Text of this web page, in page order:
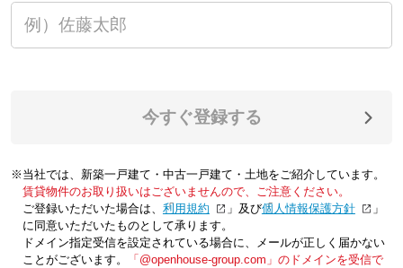
今すぐ登録する
※当社では、新築一戸建て・中古一戸建て・土地をご紹介しています。
賃貸物件のお取り扱いはございませんので、ご注意ください。
ご登録いただいた場合は、「利用規約 」及び「個人情報保護方針
」
に同意いただいたものとして承ります。
ドメイン指定受信を設定されている場合に、メールが正しく届かない
ことがございます。
「@openhouse-group.com」のドメインを受信で